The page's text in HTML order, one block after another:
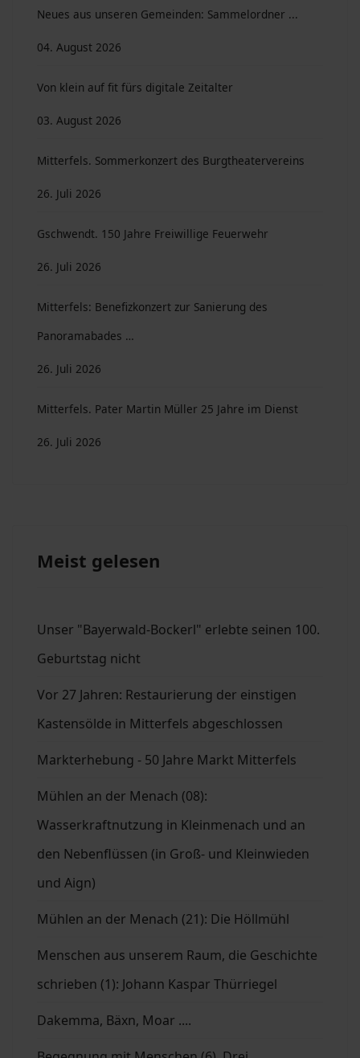
Neues aus unseren Gemeinden: Sammelordner ...
04. August 2026
Von klein auf fit fürs digitale Zeitalter
03. August 2026
Mitterfels. Sommerkonzert des Burgtheatervereins
26. Juli 2026
Gschwendt. 150 Jahre Freiwillige Feuerwehr
26. Juli 2026
Mitterfels: Benefizkonzert zur Sanierung des
Panoramabades …
26. Juli 2026
Mitterfels. Pater Martin Müller 25 Jahre im Dienst
26. Juli 2026
Meist gelesen
Unser "Bayerwald-Bockerl" erlebte seinen 100.
Geburtstag nicht
Vor 27 Jahren: Restaurierung der einstigen
Kastensölde in Mitterfels abgeschlossen
Markterhebung - 50 Jahre Markt Mitterfels
Mühlen an der Menach (08):
Wasserkraftnutzung in Kleinmenach und an
den Nebenflüssen (in Groß- und Kleinwieden
und Aign)
Mühlen an der Menach (21): Die Höllmühl
Menschen aus unserem Raum, die Geschichte
schrieben (1): Johann Kaspar Thürriegel
Dakemma, Bäxn, Moar ....